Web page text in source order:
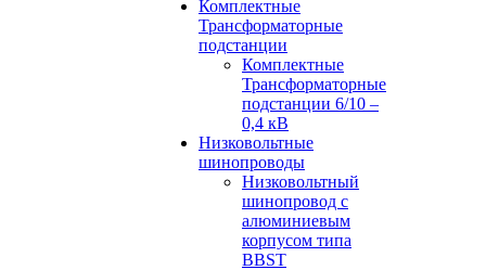
Комплектные
Трансформаторные
подстанции
Комплектные
Трансформаторные
подстанции 6/10 –
0,4 кВ
Низковольтные
шинопроводы
Низковольтный
шинопровод с
алюминиевым
корпусом типа
BBST